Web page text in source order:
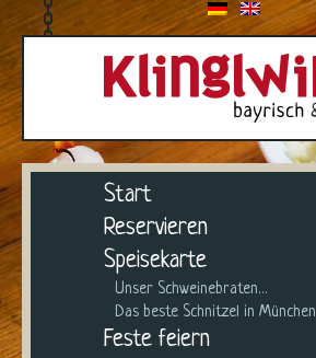
Skip
to
content
Start
Reservieren
Speisekarte
Unser Schweinebraten…
Das beste Schnitzel in München
Feste feiern